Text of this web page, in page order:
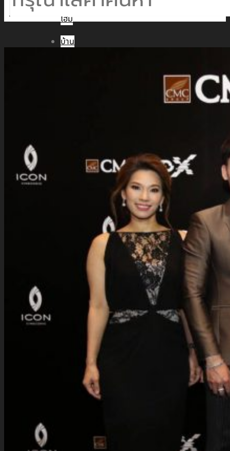
ทาวน์
โฮม
บ้าน
CMC Sustainability
รับสมัคร The Adviser
แบบคำร้องขอใช้สิทธิของเจ้าของ
ข้อมูลส่วนบุคคล
หนังสือให้ความยินยอมในการเปิด
เผยข้อมูลส่วนบุคคล
นโยบายความเป็นส่วนตัว